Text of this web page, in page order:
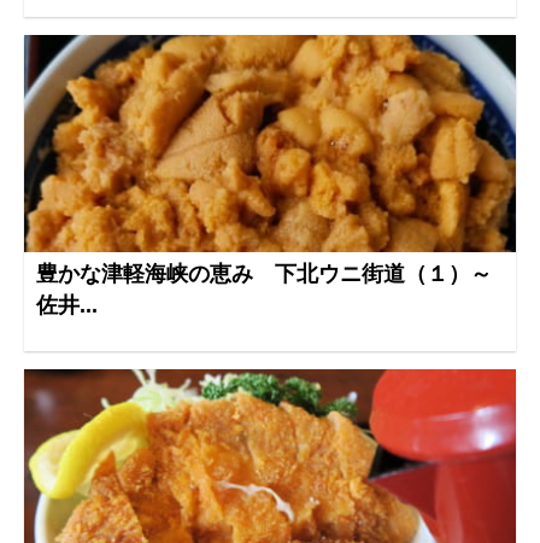
豊かな津軽海峡の恵み 下北ウニ街道（１）～
佐井...